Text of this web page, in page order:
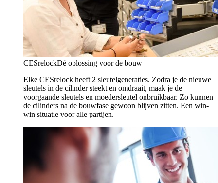
CESrelockDé oplossing voor de bouw
Elke CESrelock heeft 2 sleutelgeneraties. Zodra je de nieuwe
sleutels in de cilinder steekt en omdraait, maak je de
voorgaande sleutels en moedersleutel onbruikbaar. Zo kunnen
de cilinders na de bouwfase gewoon blijven zitten. Een win-
win situatie voor alle partijen.